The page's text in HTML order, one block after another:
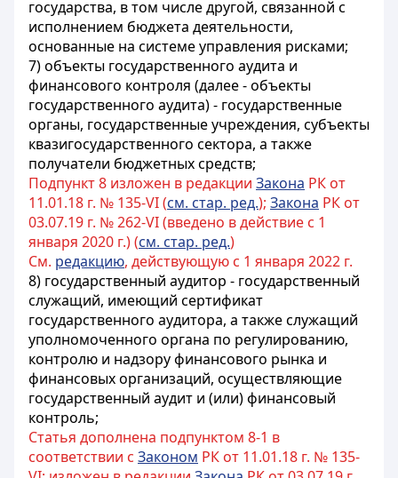
государства, в том числе другой, связанной с
исполнением бюджета деятельности,
основанные на системе управления рисками;
7) объекты государственного аудита и
финансового контроля (далее - объекты
государственного аудита) - государственные
органы, государственные учреждения, субъекты
квазигосударственного сектора, а также
получатели бюджетных средств;
Подпункт 8 изложен в редакции Закона РК от
11.01.18 г. № 135-VI (см. стар. ред.); Закона РК от
03.07.19 г. № 262-VI (введено в действие с 1
января 2020 г.) (см. стар. ред.)
См. редакцию, действующую с 1 января 2022 г.
8) государственный аудитор - государственный
служащий, имеющий сертификат
государственного аудитора, а также служащий
уполномоченного органа по регулированию,
контролю и надзору финансового рынка и
финансовых организаций, осуществляющие
государственный аудит и (или) финансовый
контроль;
Статья дополнена подпунктом 8-1 в
соответствии с Законом РК от 11.01.18 г. № 135-